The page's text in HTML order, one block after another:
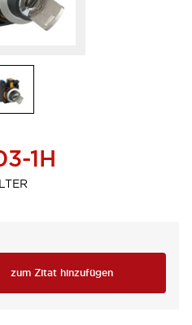
1H
zum Zitat hinzufügen